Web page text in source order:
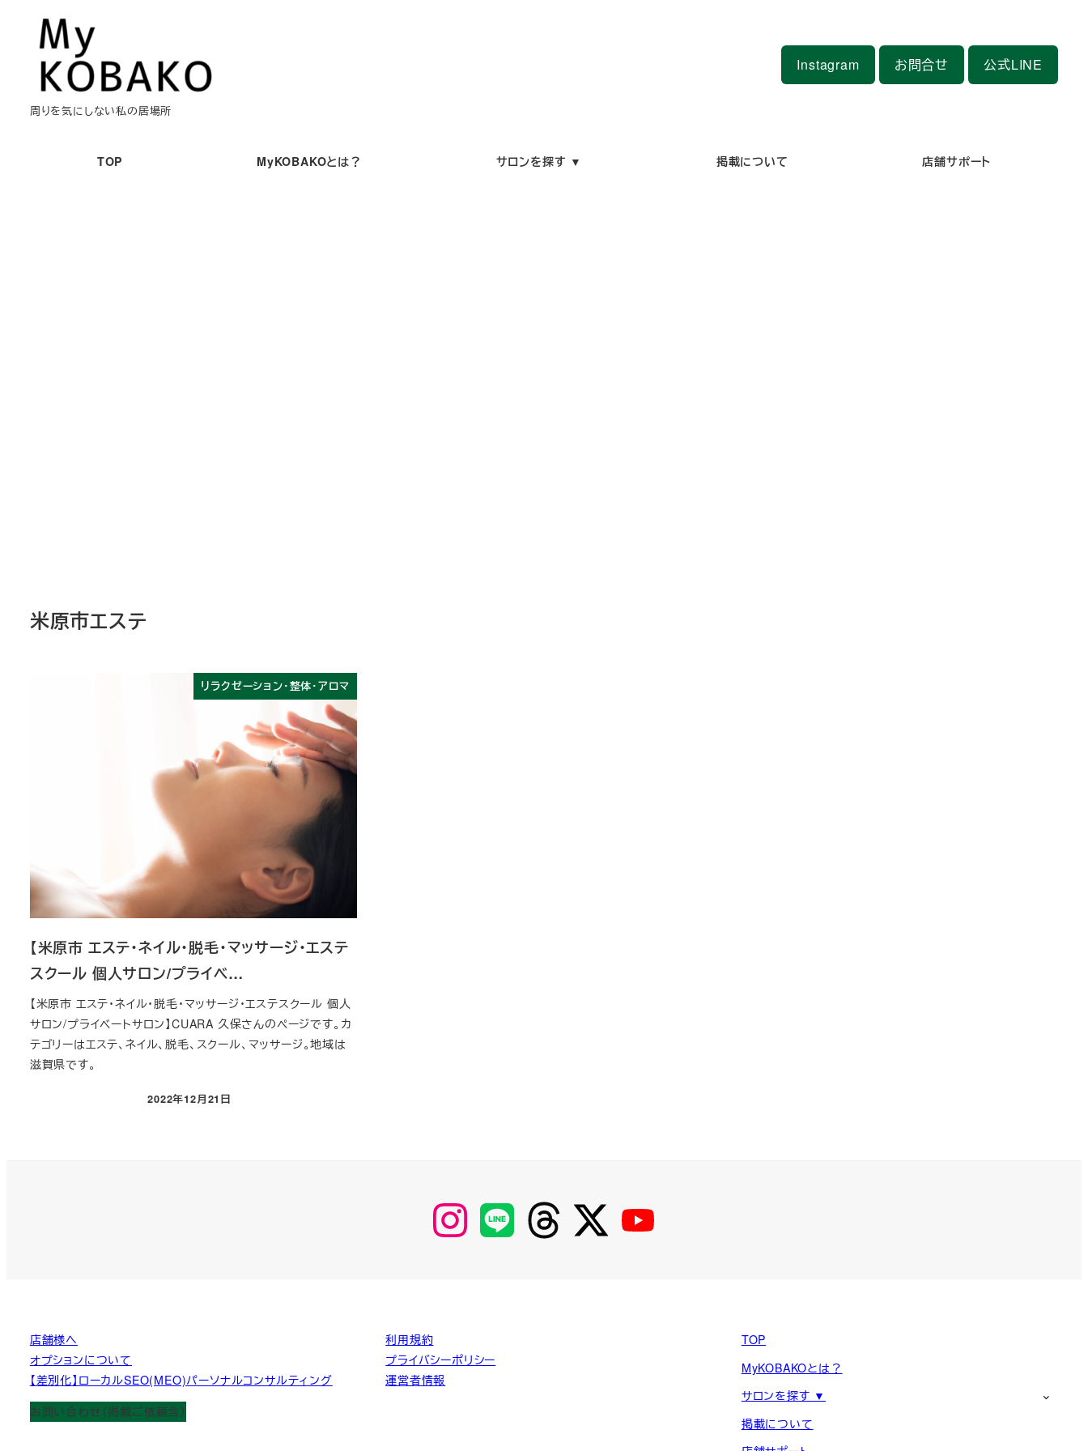
周りを気にしない私の居場所
Instagram お問合せ 公式LINE
TOP MyKOBAKOとは？ サロンを探す ▼ 掲載について 店舗サポート
米原市エステ
リラクゼーション・整体・アロマ
【米原市 エステ・ネイル・脱毛・マッサージ・エステ
スクール 個人サロン/プライベ…
【米原市 エステ・ネイル・脱毛・マッサージ・エステスクール 個人
サロン/プライベートサロン】CUARA 久保さんのページです。カ
テゴリーはエステ、ネイル、脱毛、スクール、マッサージ。地域は
滋賀県です。
投稿日
2022年12月21日
【Instagram】
MyKOBAKO
【LINE】 【threads】 【Twitter】
店舗様へ
オプションについて
【差別化】ローカルSEO(MEO)パーソナルコンサルティング
お問い合わせ（掲載ご依頼含）
利用規約
プライバシーポリシー
運営者情報
TOP
MyKOBAKOとは？
サロンを探す ▼
掲載について